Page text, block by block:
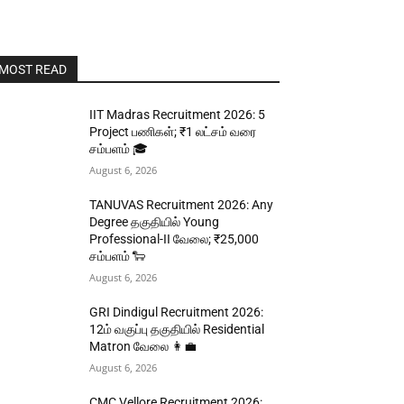
READ
IIT Madras Recruitment 2026: 5
Project பணிகள்; ₹1 லட்சம் வரை
சம்பளம் 🎓
August 6, 2026
TANUVAS Recruitment 2026: Any
Degree தகுதியில் Young
Professional-II வேலை; ₹25,000
சம்பளம் 🐑
August 6, 2026
GRI Dindigul Recruitment 2026:
12ம் வகுப்பு தகுதியில் Residential
Matron வேலை 👩‍💼
August 6, 2026